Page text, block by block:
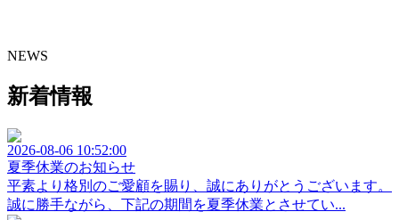
NEWS
新着情報
2026-08-06 10:52:00
夏季休業のお知らせ
平素より格別のご愛顧を賜り、誠にありがとうございます。
誠に勝手ながら、下記の期間を夏季休業とさせてい...